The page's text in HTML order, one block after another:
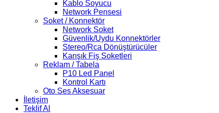
Kablo Soyucu
Network Pensesi
Soket / Konnektör
Network Soket
Güvenlik/Uydu Konnektörler
Stereo/Rca Dönüştürücüler
Karışık Fiş Soketleri
Reklam / Tabela
P10 Led Panel
Kontrol Kartı
Oto Ses Aksesuar
İletişim
Teklif Al